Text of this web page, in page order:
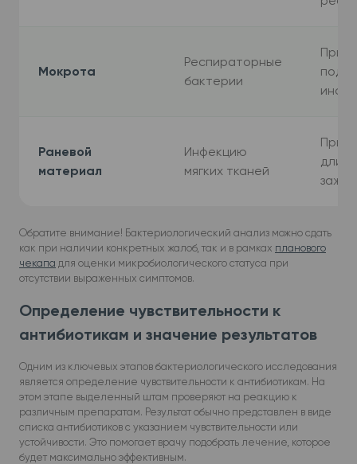
Мокрота
Респираторные
бактерии
При
Раневой
материал
Инфекцию
мягких тканей
При
Обратите внимание! Бактериологический анализ можно сдать
как при наличии конкретных жалоб, так и в рамках планового
чекапа для оценки микробиологического статуса при
отсутствии выраженных симптомов.
Определение чувствительности к
антибиотикам и значение результатов
Одним из ключевых этапов бактериологического исследования
является определение чувствительности к антибиотикам. На
этом этапе выделенный штам проверяют на реакцию к
различным препаратам. Результат обычно представлен в виде
списка антибиотиков с указанием чувствительности или
устойчивости. Это помогает врачу подобрать лечение, которое
будет максимально эффективным.